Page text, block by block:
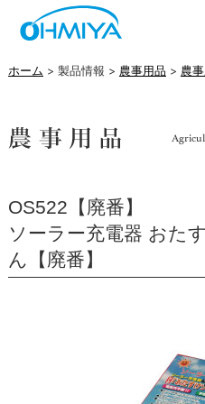
ホーム > 製品情報 > 農事用品 > 農
OS522【廃番】
ソーラー充電器 おた
ん【廃番】